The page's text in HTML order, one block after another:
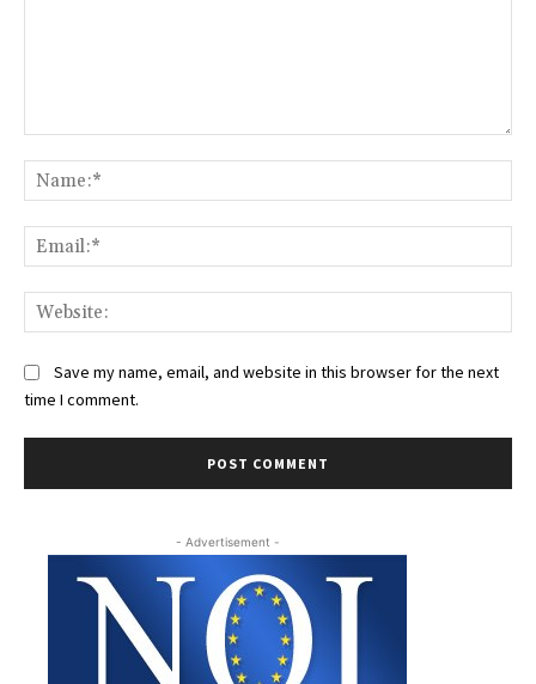
Save my name, email, and website in this browser for the next
time I comment.
- Advertisement -